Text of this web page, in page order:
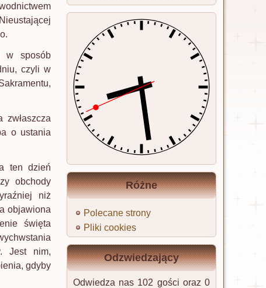
w sposób
czyli w
o ustania
ten dzień
obchody
niż
objawiona
święta
Jest nim,
gdyby
Różne
Polecane strony
Pliki cookies
Odzwiedzający
Odwiedza nas 102 gości oraz 0